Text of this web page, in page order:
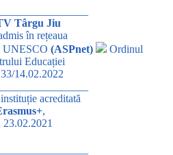
Târgu Jiu
în rețeaua
UNESCO (ASPnet)
Ordinul
Educației
14.02.2022
acreditată
,
23.02.2021